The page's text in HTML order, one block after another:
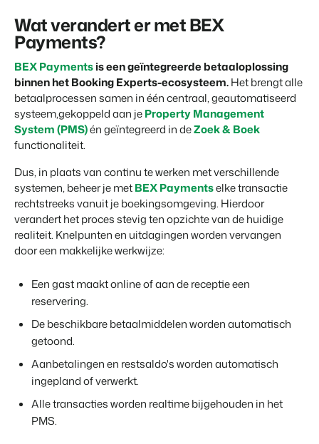
Vastgoedprojecten
transformeren tot
volgeboekte vakantieparken
Klantverhaal Hofparken
Wat verandert er met BEX
Payments?
BEX Paymentsis een geïntegreerde betaaloplossing
binnen het Booking Experts-ecosysteem.Het brengt alle
betaalprocessen samen in één centraal, geautomatiseerd
systeem,gekoppeld aan jeProperty Management
System (PMS)én geïntegreerd in deZoek & Boek
functionaliteit.
Dus, in plaats van continu te werken met verschillende
systemen, beheer je metBEX Paymentselke transactie
rechtstreeks vanuit je boekingsomgeving. Hierdoor
verandert het proces stevig ten opzichte van de huidige
realiteit. Knelpunten en uitdagingen worden vervangen
door een makkelijke werkwijze:
Een gast maakt online of aan de receptie een
reservering.
De beschikbare betaalmiddelen worden automatisch
getoond.
Aanbetalingen en restsaldo's worden automatisch
ingepland of verwerkt.
Alle transacties worden realtime bijgehouden in het
PMS.